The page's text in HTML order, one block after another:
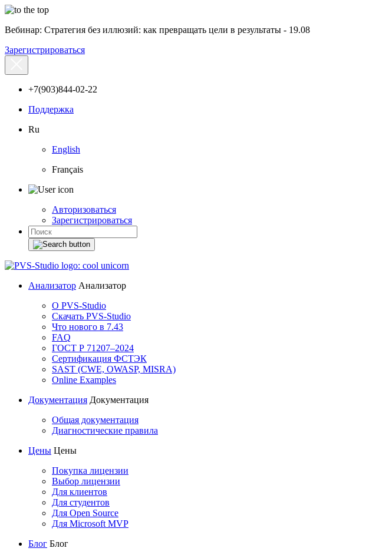
Вебинар: Стратегия без иллюзий: как превращать цели в результаты - 19.08
Зарегистрироваться
+7(903)844-02-22
Поддержка
Ru
English
Français
Авторизоваться
Зарегистрироваться
Анализатор Анализатор
О PVS-Studio
Скачать PVS-Studio
Что нового в 7.43
FAQ
ГОСТ Р 71207–2024
Сертификация ФСТЭК
SAST (CWE, OWASP, MISRA)
Online Examples
Документация Документация
Общая документация
Диагностические правила
Цены Цены
Покупка лицензии
Выбор лицензии
Для клиентов
Для студентов
Для Open Source
Для Microsoft MVP
Блог Блог